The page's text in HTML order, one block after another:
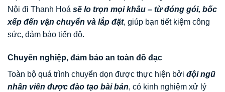
Nội đi Thanh Hoá sẽ lo trọn mọi khâu – từ đóng gói, bốc
xếp đến vận chuyển và lắp đặt, giúp bạn tiết kiệm công
sức, đảm bảo tiến độ.
Chuyên nghiệp, đảm bảo an toàn đồ đạc
Toàn bộ quá trình chuyển dọn được thực hiện bởi đội ngũ
nhân viên được đào tạo bài bản, có kinh nghiệm xử lý